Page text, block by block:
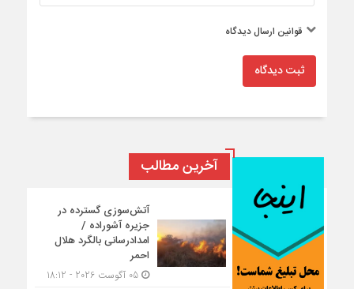
قوانین ارسال دیدگاه
ثبت دیدگاه
آخرین مطالب
آتش‌سوزی گسترده در
جزیره آشوراده /
امدادرسانی بالگرد هلال
احمر
05 آگوست 2026 - 18:12